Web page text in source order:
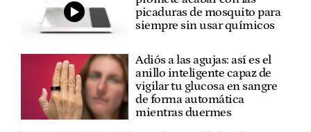
picaduras de mosquito para
siempre sin usar químicos
Adiós a las agujas: así es el
anillo inteligente capaz de
vigilar tu glucosa en sangre
de forma automática
mientras duermes